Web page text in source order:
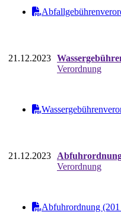
21.12.2023
Verordnung
21.12.2023
Verordnung
Abfuhrordnung